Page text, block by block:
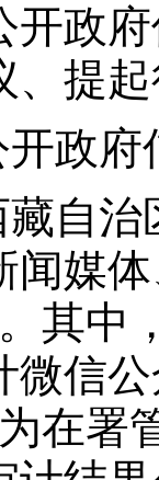
开政
、提
政府
藏自
闻媒
其中
微信
在署